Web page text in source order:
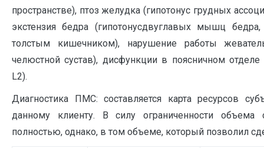
пространстве), птоз желудка (гипотонус грудных
экстензия бедра (гипотонусдвуглавых мышц
толстым кишечником), нарушение работы
челюстной сустав), дисфункции в поясничном
L2).
Диагностика ПМС: составляется карта ресурсов
данному клиенту. В силу ограниченности объема
полностью, однако, в том объеме, который позволил